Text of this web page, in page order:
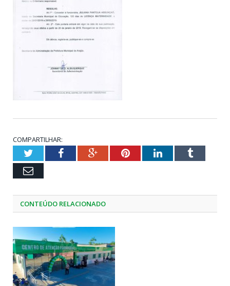
COMPARTILHAR:
TwitterFacebookGoogle+PinterestLinkedInTumblr
Email
CONTEÚDO RELACIONADO